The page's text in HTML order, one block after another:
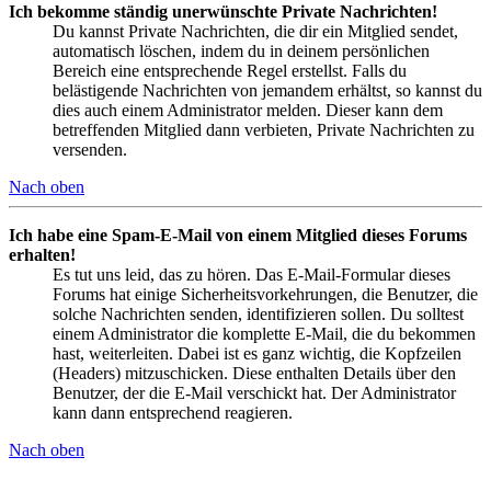
Ich bekomme ständig unerwünschte Private Nachrichten!
Du kannst Private Nachrichten, die dir ein Mitglied sendet,
automatisch löschen, indem du in deinem persönlichen
Bereich eine entsprechende Regel erstellst. Falls du
belästigende Nachrichten von jemandem erhältst, so kannst du
dies auch einem Administrator melden. Dieser kann dem
betreffenden Mitglied dann verbieten, Private Nachrichten zu
versenden.
Nach oben
Ich habe eine Spam-E-Mail von einem Mitglied dieses Forums
erhalten!
Es tut uns leid, das zu hören. Das E-Mail-Formular dieses
Forums hat einige Sicherheitsvorkehrungen, die Benutzer, die
solche Nachrichten senden, identifizieren sollen. Du solltest
einem Administrator die komplette E-Mail, die du bekommen
hast, weiterleiten. Dabei ist es ganz wichtig, die Kopfzeilen
(Headers) mitzuschicken. Diese enthalten Details über den
Benutzer, der die E-Mail verschickt hat. Der Administrator
kann dann entsprechend reagieren.
Nach oben